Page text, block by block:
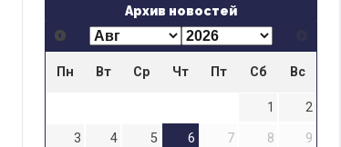
Архив новостей
Пн Вт Ср Чт Пт Сб Вс
1
2
3
4 5 6 7 8
9